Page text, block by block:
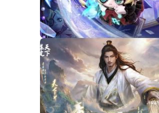
00:07 / 00:17